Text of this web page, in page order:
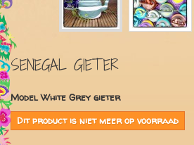
SENEGAL GIETER
Model White Grey gieter
Dit product is niet meer op voorraad